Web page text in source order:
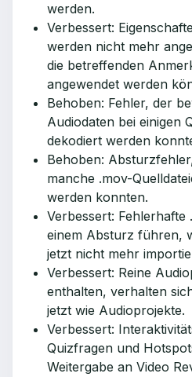
werden.
Verbessert:
werden nicht mehr
die betreffenden
angewendet werden
Behoben: Fehler, der
Audiodaten bei einigen
dekodiert werden
Behoben:
manche .mov-
werden konnten.
Verbessert: Fehlerhafte
einem Absturz führen,
jetzt nicht mehr
Verbessert: Reine
enthalten, verhalten
jetzt wie Audioprojekte.
Verbessert:
Quizfragen und
Weitergabe an Video